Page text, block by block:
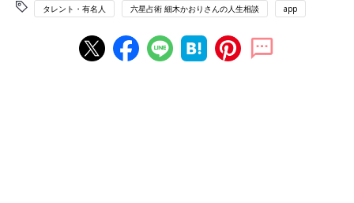
タレント・有名人 六星占術 細木かおりさんの人生相談 app